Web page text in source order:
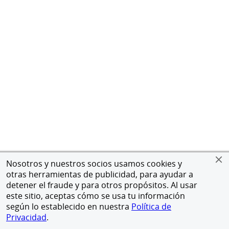
Nosotros y nuestros socios usamos cookies y
otras herramientas de publicidad, para ayudar a
detener el fraude y para otros propósitos. Al usar
este sitio, aceptas cómo se usa tu información
según lo establecido en nuestra Política de
Privacidad.